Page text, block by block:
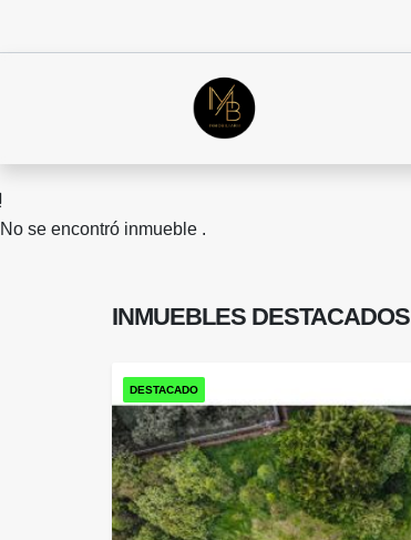
No se encontró inmueble .
INMUEBLES DESTACADOS
DESTACADO